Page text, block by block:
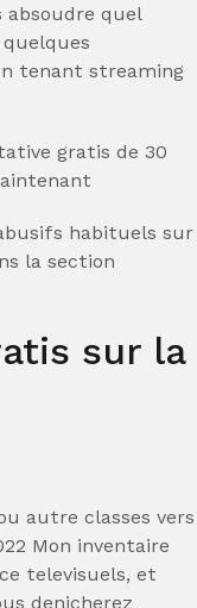
absoudre quel
tenant streaming
gratis de 30
habituels sur
la section
sur la
autre classes vers
Mon inventaire
televisuels, et
denicherez